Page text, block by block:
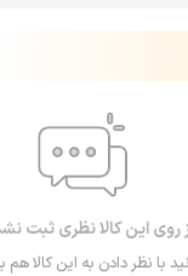
روی این کالا نظری ثبت
با نظر دادن به این کالا هم